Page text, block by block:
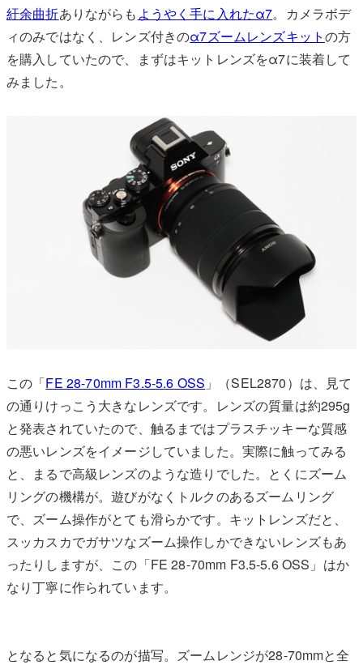
紆余曲折ありながらも ようやく手に入れたα7。カメラボデ
ィのみではなく、レンズ付きのα7ズームレンズキットの方
を購入していたので、まずはキットレンズをα7に装着して
みました。
この「FE 28-70mm F3.5-5.6 OSS 」（SEL2870）は、見て
の通りけっこう大きなレンズです。レンズの質量は約295g
と発表されていたので、触るまではプラスチッキーな質感
の悪いレンズをイメージしていました。実際に触ってみる
と、まるで高級レンズのような造りでした。とくにズーム
リングの機構が。遊びがなくトルクのあるズームリング
で、ズーム操作がとても滑らかです。キットレンズだと、
スッカスカでガサツなズーム操作しかできないレンズもあ
ったりしますが、この「FE 28-70mm F3.5-5.6 OSS」はか
なり丁寧に作られています。
となると気になるのが描写。ズームレンジが28-70mmと全